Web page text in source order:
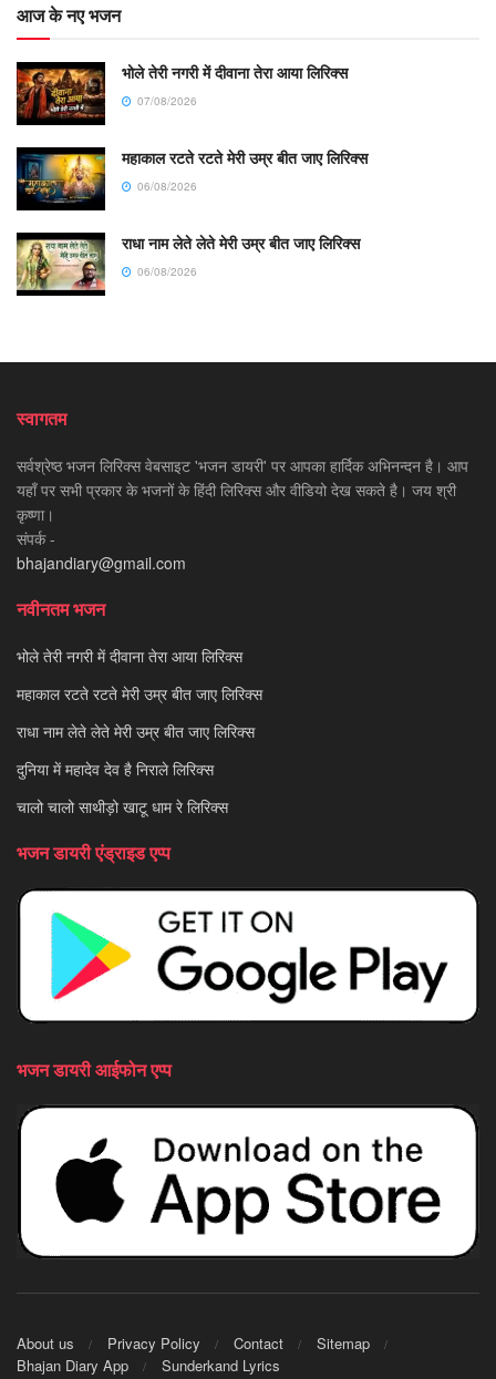
आज के नए भजन
भोले तेरी नगरी में दीवाना तेरा आया लिरिक्स
07/08/2026
महाकाल रटते रटते मेरी उम्र बीत जाए लिरिक्स
06/08/2026
राधा नाम लेते लेते मेरी उम्र बीत जाए लिरिक्स
06/08/2026
स्वागतम
सर्वश्रेष्ठ भजन लिरिक्स वेबसाइट 'भजन डायरी' पर आपका हार्दिक अभिनन्दन है। आप
यहाँ पर सभी प्रकार के भजनों के हिंदी लिरिक्स और वीडियो देख सकते है। जय श्री
कृष्णा।
संपर्क -
bhajandiary@gmail.com
नवीनतम भजन
भोले तेरी नगरी में दीवाना तेरा आया लिरिक्स
महाकाल रटते रटते मेरी उम्र बीत जाए लिरिक्स
राधा नाम लेते लेते मेरी उम्र बीत जाए लिरिक्स
दुनिया में महादेव देव है निराले लिरिक्स
चालो चालो साथीड़ो खाटू धाम रे लिरिक्स
भजन डायरी एंड्राइड एप्प
भजन डायरी आईफोन एप्प
About us Privacy Policy Contact
Sitemap
Bhajan Diary App
Sunderkand Lyrics